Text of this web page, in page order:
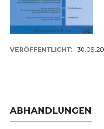
VERÖFFENTLICHT:
ABHANDLUNGEN